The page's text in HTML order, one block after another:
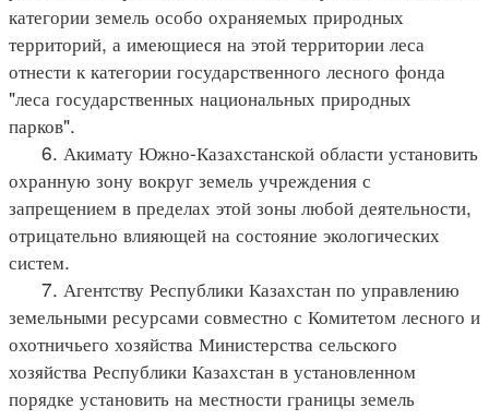
категории земель особо охраняемых природных
территорий, а имеющиеся на этой территории леса
отнести к категории государственного лесного фонда
"леса государственных национальных природных
парков".
6. Акимату Южно-Казахстанской области установить
охранную зону вокруг земель учреждения с
запрещением в пределах этой зоны любой деятельности,
отрицательно влияющей на состояние экологических
систем.
7. Агентству Республики Казахстан по управлению
земельными ресурсами совместно с Комитетом лесного и
охотничьего хозяйства Министерства сельского
хозяйства Республики Казахстан в установленном
порядке установить на местности границы земель